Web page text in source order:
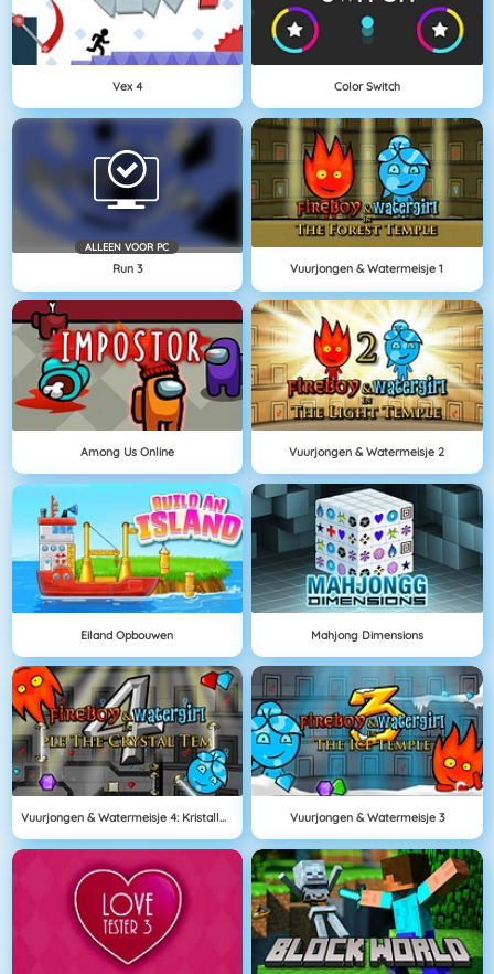
Vex 4 Color Switch
ALLEEN VOOR PC
Run 3 Vuurjongen & Watermeisje 1
Among Us Online Vuurjongen & Watermeisje 2
Eiland Opbouwen Mahjong Dimensions
Vuurjongen & Watermeisje 4: Kristallen Tempel Vuurjongen & Watermeisje 3